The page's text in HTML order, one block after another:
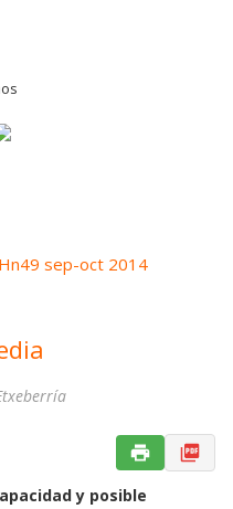
sep-oct 2014
y posible